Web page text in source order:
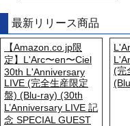
最新リリース商品
【Amazon.co.jp限
定】L'Arc〜en〜Ciel
30th L'Anniversary
LIVE (完全生産限定
盤) (Blu-ray) (30th
L’Anniversary LIVE 記
念 SPECIAL GUEST
(完